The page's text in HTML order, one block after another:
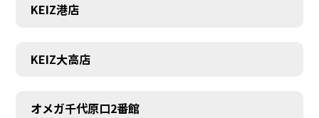
KEIZ港店
KEIZ大高店
オメガ千代原口2番館